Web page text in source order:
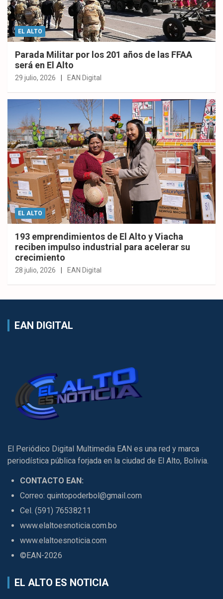
EL ALTO
Parada Militar por los 201 años de las FFAA
será en El Alto
29 julio, 2026 EAN Digital
EL ALTO
193 emprendimientos de El Alto y Viacha
reciben impulso industrial para acelerar su
crecimiento
28 julio, 2026 EAN Digital
EAN DIGITAL
El Periódico Digital Multimedia EAN es una red y marca
periodística pública forjada en la ciudad de El Alto, Bolivia.
CONTACTO EAN:
Correo: quintopoderbol@gmail.com
Cel. (591) 76538211
www.elaltoesnoticia.com.bo
www.elaltoesnoticia.com
©EAN-2026
EL ALTO ES NOTICIA